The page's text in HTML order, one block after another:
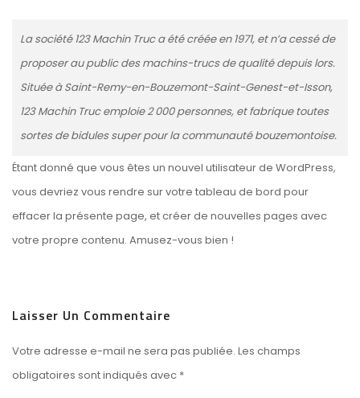
La société 123 Machin Truc a été créée en 1971, et n’a cessé de
proposer au public des machins-trucs de qualité depuis lors.
Située à Saint-Remy-en-Bouzemont-Saint-Genest-et-Isson,
123 Machin Truc emploie 2 000 personnes, et fabrique toutes
sortes de bidules super pour la communauté bouzemontoise.
Étant donné que vous êtes un nouvel utilisateur de WordPress,
vous devriez vous rendre sur votre tableau de bord pour
effacer la présente page, et créer de nouvelles pages avec
votre propre contenu. Amusez-vous bien !
Laisser Un Commentaire
Votre adresse e-mail ne sera pas publiée. Les champs
obligatoires sont indiqués avec *